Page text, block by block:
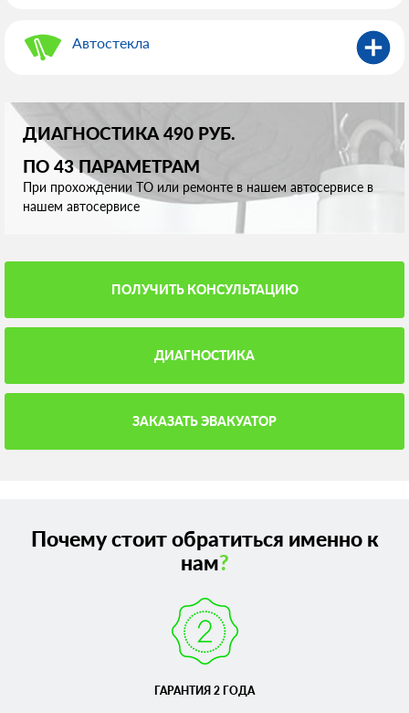
Автостекла
ДИАГНОСТИКА 490 РУБ.
ПО 43 ПАРАМЕТРАМ
При прохождении ТО или ремонте в нашем автосервисе в
нашем автосервисе
ПОЛУЧИТЬ КОНСУЛЬТАЦИЮ
ДИАГНОСТИКА
ЗАКАЗАТЬ ЭВАКУАТОР
Почему стоит обратиться именно к
нам?
ГАРАНТИЯ 2 ГОДА